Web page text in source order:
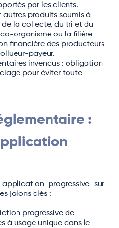
par les clients.
autres produits soumis à
de la collecte, du tri et du
organisme ou la filière
financière des producteurs
payeur.
invendus : obligation
pour éviter toute
:
progressive sur
jalons clés :
progressive de
à usage unique dans le